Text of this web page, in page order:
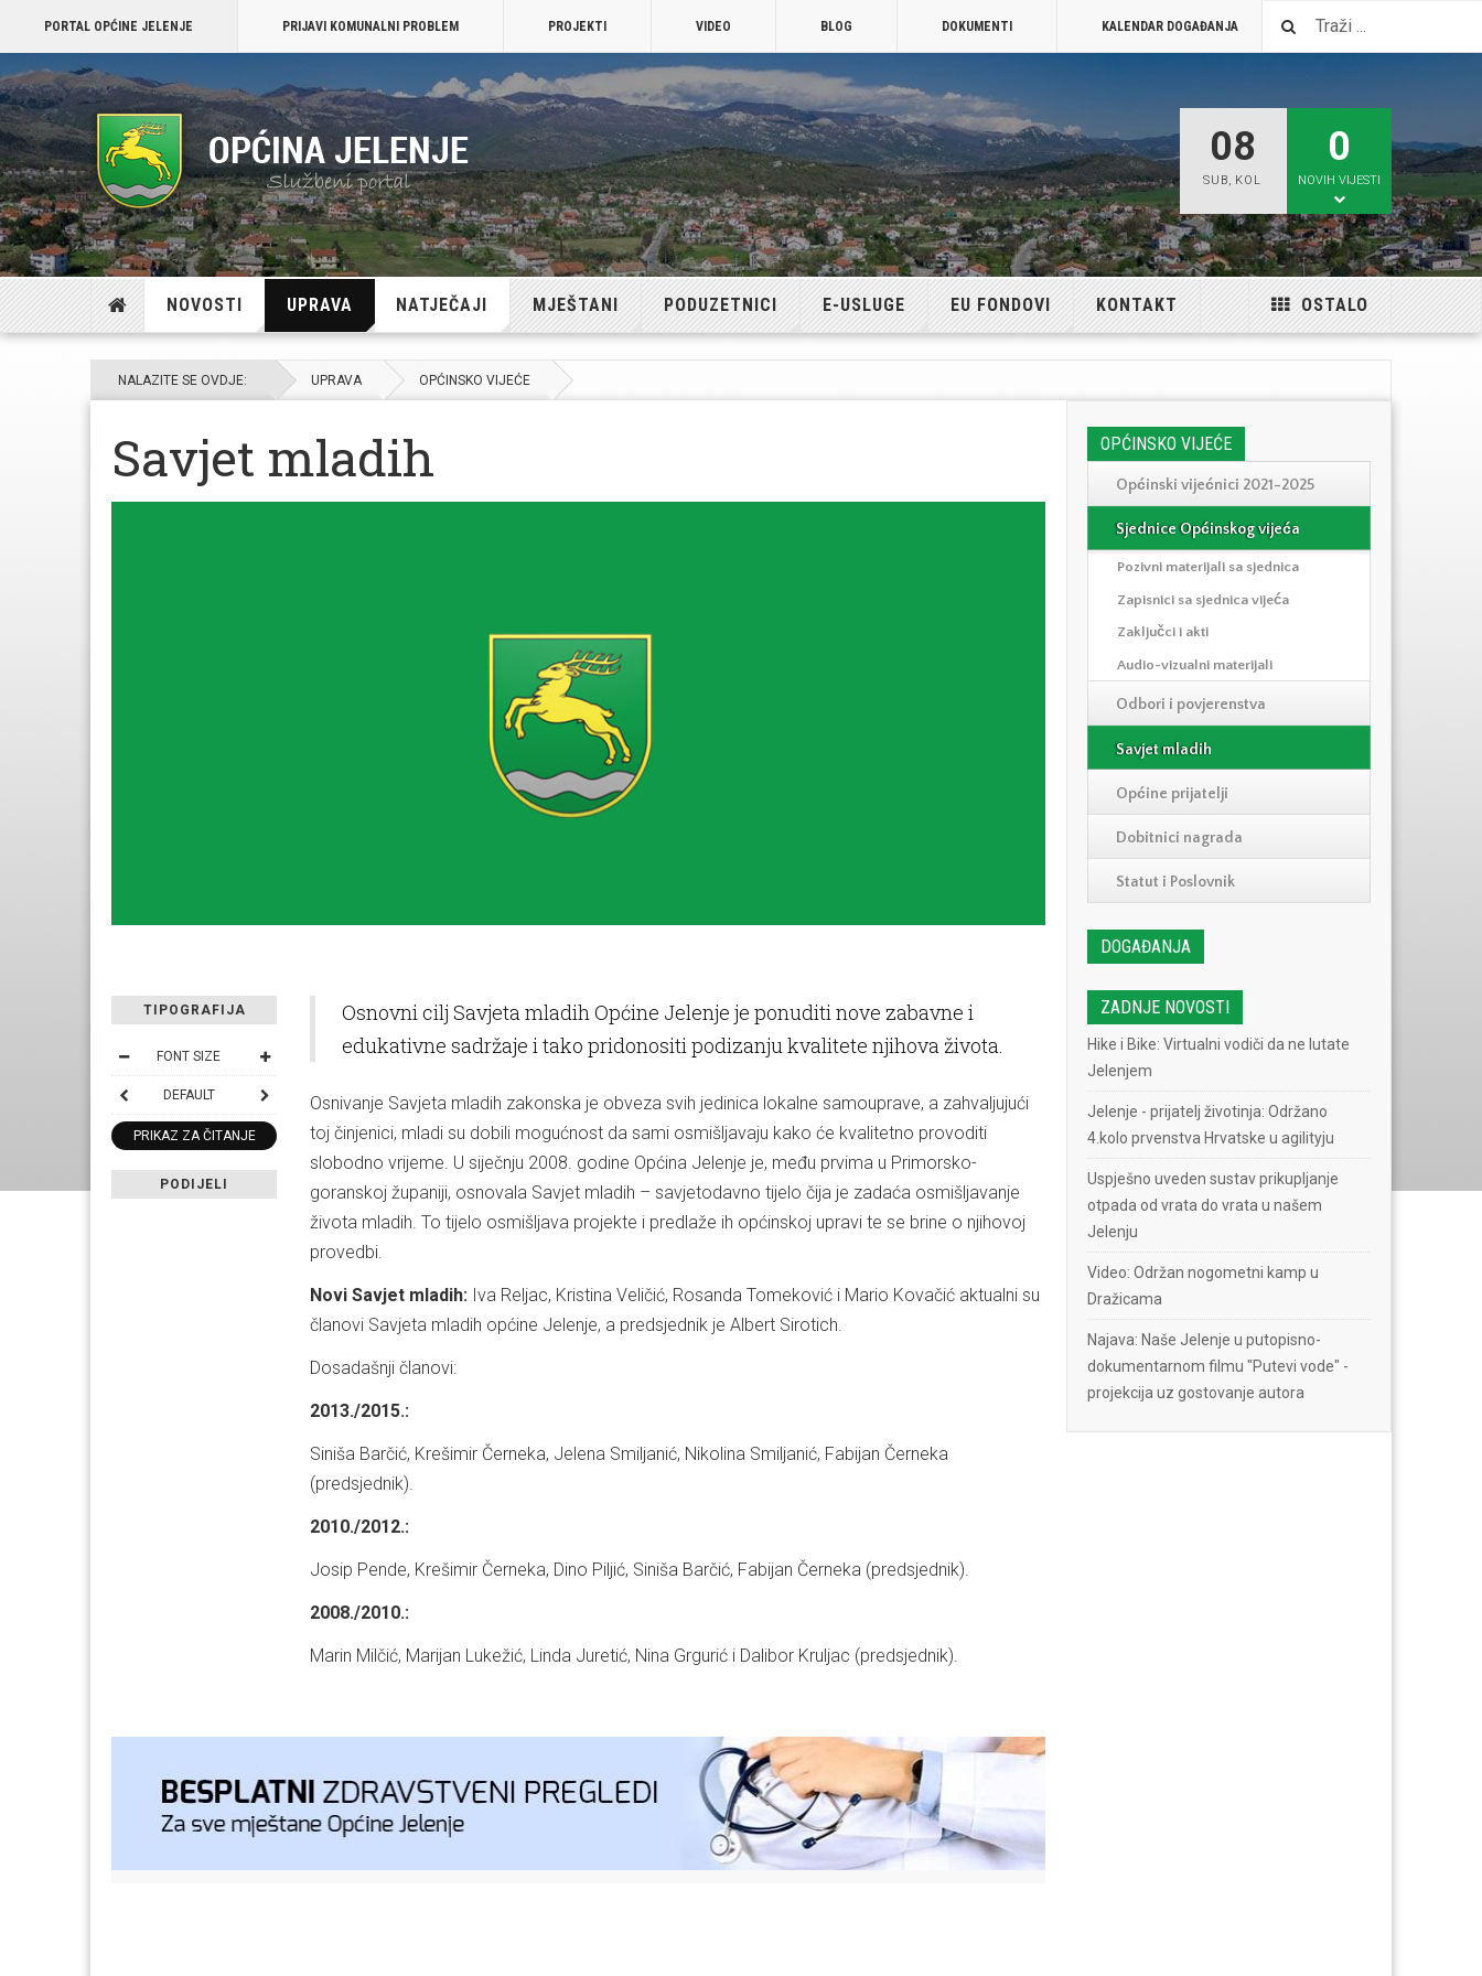
PORTAL OPĆINE JELENJE PRIJAVI KOMUNALNI PROBLEM PROJEKTI VIDEO BLOG DOKUMENTI KALENDAR DOGAĐANJA VISIT JELENJE
08
SUB, KOL
0
NOVIH VIJESTI
NOVOSTI UPRAVA NATJEČAJI MJEŠTANI PODUZETNICI E-USLUGE EU FONDOVI KONTAKT OSTALO
NALAZITE SE OVDJE: UPRAVA OPĆINSKO VIJEĆE
Savjet mladih
TIPOGRAFIJA
FONT SIZE
DEFAULT
PRIKAZ ZA ČITANJE
PODIJELI
Osnovni cilj Savjeta mladih Općine Jelenje je ponuditi nove zabavne i
edukativne sadržaje i tako pridonositi podizanju kvalitete njihova života.
Osnivanje Savjeta mladih zakonska je obveza svih jedinica lokalne samouprave, a zahvaljujući
toj činjenici, mladi su dobili mogućnost da sami osmišljavaju kako će kvalitetno provoditi
slobodno vrijeme. U siječnju 2008. godine Općina Jelenje je, među prvima u Primorsko-
goranskoj županiji, osnovala Savjet mladih – savjetodavno tijelo čija je zadaća osmišljavanje
života mladih. To tijelo osmišljava projekte i predlaže ih općinskoj upravi te se brine o njihovoj
provedbi.
Novi Savjet mladih: Iva Reljac, Kristina Veličić, Rosanda Tomeković i Mario Kovačić aktualni su
članovi Savjeta mladih općine Jelenje, a predsjednik je Albert Sirotich.
Dosadašnji članovi:
2013./2015.:
Siniša Barčić, Krešimir Černeka, Jelena Smiljanić, Nikolina Smiljanić, Fabijan Černeka
(predsjednik).
2010./2012.:
Josip Pende, Krešimir Černeka, Dino Piljić, Siniša Barčić, Fabijan Černeka (predsjednik).
2008./2010.:
Marin Milčić, Marijan Lukežić, Linda Juretić, Nina Grgurić i Dalibor Kruljac (predsjednik).
OPĆINSKO VIJEĆE
Općinski vijećnici 2021-2025
Sjednice Općinskog vijeća
Pozivni materijali sa sjednica
Zapisnici sa sjednica vijeća
Zaključci i akti
Audio-vizualni materijali
Odbori i povjerenstva
Savjet mladih
Općine prijatelji
Dobitnici nagrada
Statut i Poslovnik
DOGAĐANJA
ZADNJE NOVOSTI
Hike i Bike: Virtualni vodiči da ne lutate
Jelenjem
Jelenje - prijatelj životinja: Održano
4.kolo prvenstva Hrvatske u agilityju
Uspješno uveden sustav prikupljanje
otpada od vrata do vrata u našem
Jelenju
Video: Održan nogometni kamp u
Dražicama
Najava: Naše Jelenje u putopisno-
dokumentarnom filmu "Putevi vode" -
projekcija uz gostovanje autora